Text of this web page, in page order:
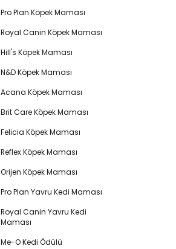
Pro Plan Köpek Maması
Royal Canin Köpek Maması
Hill's Köpek Maması
N&D Köpek Maması
Acana Köpek Maması
Brit Care Köpek Maması
Felicia Köpek Maması
Reflex Köpek Maması
Orijen Köpek Maması
Pro Plan Yavru Kedi Maması
Royal Canin Yavru Kedi
Maması
Me-O Kedi Ödülü